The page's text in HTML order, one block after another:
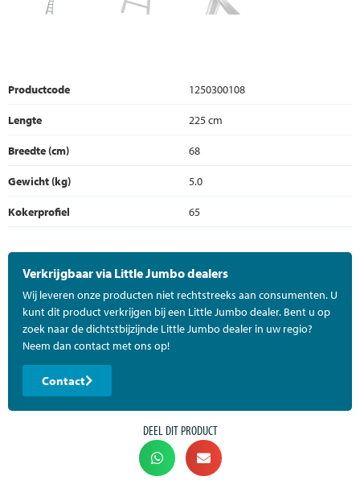
Productcode
1250300108
Lengte
225 cm
Breedte (cm)
68
Gewicht (kg)
5.0
Kokerprofiel
65
Verkrijgbaar via Little Jumbo dealers
Wij leveren onze producten niet rechtstreeks aan consumenten. U
kunt dit product verkrijgen bij een Little Jumbo dealer. Bent u op
zoek naar de dichtstbijzijnde Little Jumbo dealer in uw regio?
Neem dan contact met ons op!
Contact
DEEL DIT PRODUCT